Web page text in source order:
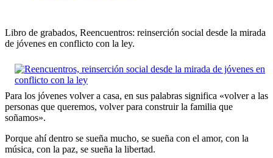
Libro de grabados, Reencuentros: reinserción social desde la mirada
de jóvenes en conflicto con la ley.
Para los jóvenes volver a casa, en sus palabras significa «volver a las
personas que queremos, volver para construir la familia que
soñamos».
Porque ahí dentro se sueña mucho, se sueña con el amor, con la
música, con la paz, se sueña la libertad.